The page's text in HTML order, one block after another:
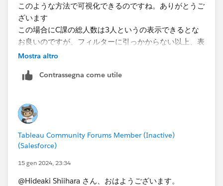
このような方法で可視化できるのですね。ありがとうご
ざいます
この場合にC課の総人数は3人というの表示できるとな
お良いのですが、フィルターに引っかからない以上、表
示させることは不可能でしょうか。総人数が多い部署が
れがわかるような形にできればと思います。
どよろしくお願いします。
Mostra altro
Contrassegna come utile
Tableau Community Forums Member (Inactive)
(Salesforce)
15 gen 2024, 23:34
@Hideaki Shiihara さん、おはようございます。